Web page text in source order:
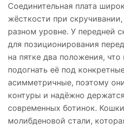
Соединительная плата
жёсткости при скручивании,
разном уровне. У передней
для позиционирования
на пятке два положения, что
подогнать её под
асимметричные, поэтому
контуры и надёжно
современных ботинок.
молибденовой стали,